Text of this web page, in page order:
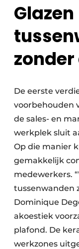
Glazen
De eerste
voorbehouden
de sales- en
werkplek sluit
Op die manier
gemakkelijk
medewerkers.
tussenwanden
Dominique
akoestiek
plafond. De
werkzones